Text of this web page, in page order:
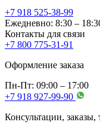
+7 918 525-38-99
Ежедневно: 8:30 –
Контакты для связи
+7 800 775-31-91
Оформление заказа
Пн-Пт: 09:00 – 17:00
+7 918 927-99-90
Консультации,